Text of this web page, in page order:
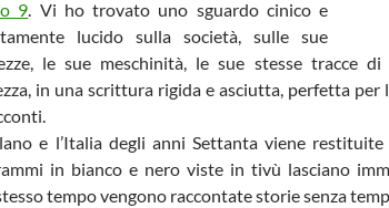
9. Vi ho trovato uno sguardo cinico e
lucido sulla società, sulle sue
le sue meschinità, le sue stesse tracce
in una scrittura rigida e asciutta, perfetta per
e l’Italia degli anni Settanta viene
in bianco e nero viste in tivù lasciano
tempo vengono raccontate storie senza